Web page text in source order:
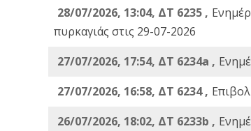
28/07/2026, 13:04, ΔΤ 6235 ,
πυρκαγιάς στις 29-07-2026
27/07/2026, 17:54, ΔΤ 6234a ,
27/07/2026, 16:58, ΔΤ 6234 ,
26/07/2026, 18:02, ΔΤ 6233b ,